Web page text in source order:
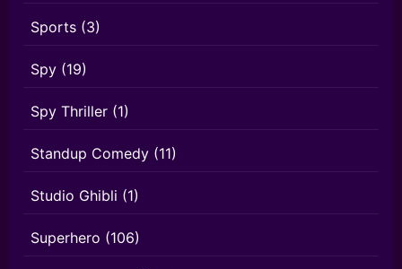
Sports (3)
Spy (19)
Spy Thriller (1)
Standup Comedy (11)
Studio Ghibli (1)
Superhero (106)